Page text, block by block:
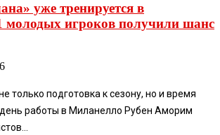
уже тренируется в
молодых игроков получили шанс
только подготовка к сезону, но и время
работы в Миланелло Рубен Аморим